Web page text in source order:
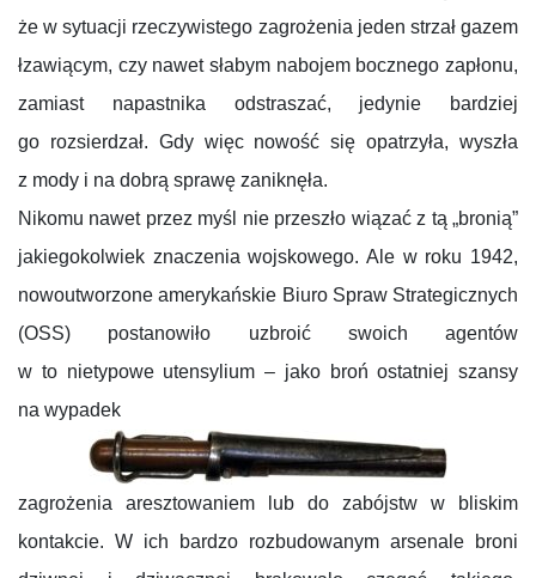
że w sytuacji rzeczywistego zagrożenia jeden strzał gazem
łzawiącym, czy nawet słabym nabojem bocznego zapłonu,
zamiast napastnika odstraszać, jedynie bardziej
go rozsierdzał. Gdy więc nowość się opatrzyła, wyszła
z mody i na dobrą sprawę zaniknęła.
Nikomu nawet przez myśl nie przeszło wiązać z tą „bronią”
jakiegokolwiek znaczenia wojskowego. Ale w roku 1942,
nowoutworzone amerykańskie Biuro Spraw Strategicznych
(OSS) postanowiło uzbroić swoich agentów
w to nietypowe utensylium – jako broń ostatniej szansy
na wypadek
zagrożenia aresztowaniem lub do zabójstw w bliskim
kontakcie. W ich bardzo rozbudowanym arsenale broni